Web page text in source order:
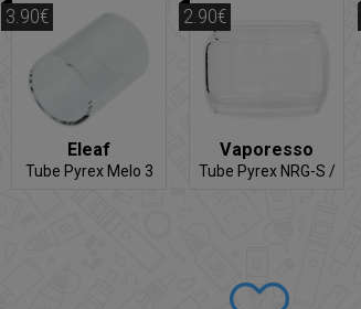
Eleaf
Tube Pyrex Melo 3
3.90€
Vaporesso
Tube Pyrex NRG-S /
2.90€